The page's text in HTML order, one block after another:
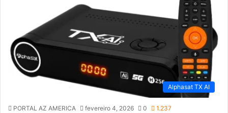
Alphasat TX AI
PORTAL AZ AMERICA fevereiro 4, 2026 0 1.237